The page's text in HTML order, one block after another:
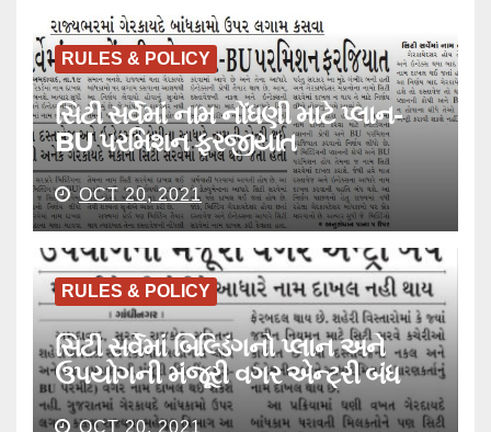
RULES & POLICY
સિટી સર્વેમાં નામ નોંધણી માટે પ્લાન-
BU પરમિશન ફરજીયાત
OCT 20, 2021
RULES & POLICY
સિટી સર્વેમાં બિલ્ડિંગનો પ્લાન અને
ઉપયોગની મંજૂરી વગર એન્ટ્રી બંધ
OCT 20, 2021